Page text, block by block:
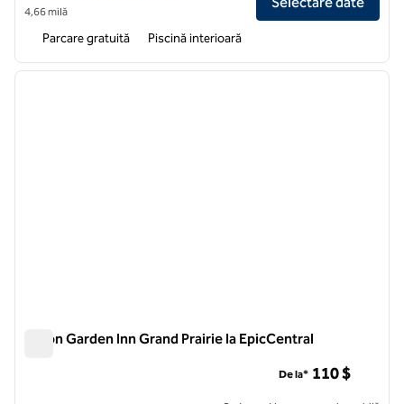
4,66 milă
Parcare gratuită Piscină interioară
1 din 9
Hilton Garden Inn Grand Prairie la EpicCentral
De la* 110 $